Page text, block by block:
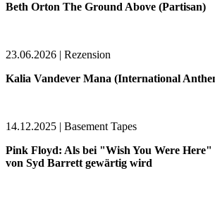
Beth Orton The Ground Above (Partisan)
23.06.2026 | Rezension
Kalia Vandever Mana (International
14.12.2025 | Basement Tapes
Pink Floyd: Als bei "Wish You Were Here"
von Syd Barrett gewärtig wird